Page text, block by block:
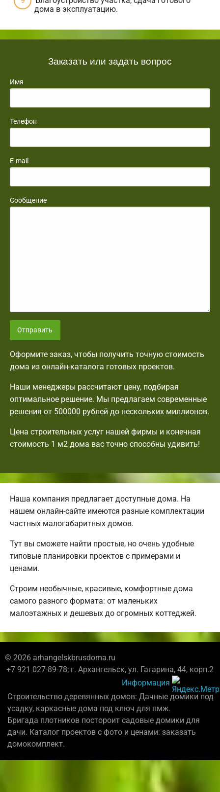
дома в эксплуатацию.
Заказать или задать вопрос
Имя
Телефон
E-mail
Сообщение
Отправить
Оформите заказ, чтобы получить точную стоимость
дома из онлайн-каталога готовых проектов.
Наши менеджеры рассчитают цену, подбирая
оптимальное решение. Мы предлагаем современные
решения от 500000 рублей до нескольких миллионов.
Цена строительных услуг нашей фирмы и конечная
стоимость 1 м2 дома вас точно способны удивить!
Наша компания предлагает доступные дома. На
нашем онлайн-сайте имеются разные комплектации
частных малогабаритных домов.
Тут вы сможете найти простые, но очень удобные
типовые планировки проектов с примерами и
ценами.
Строим необычные, красивые, комфортные дома
самого разного формата: от маленьких
малоэтажных и дешевых до огромных коттеджей.
© 2026 arhangelskbrusdoma.ru
+7 921 027-89-78; г. Архангельск, ул. Гагарина, 44, корп.2
Информация
Строительство деревянных домов: Дачные домики под
усадку, каркасные дома под ключ для пмж.
Бригада плотников постороит садовые домики для
дачи. Каталог проектов с фото и ценами: заказать
домокомплект.